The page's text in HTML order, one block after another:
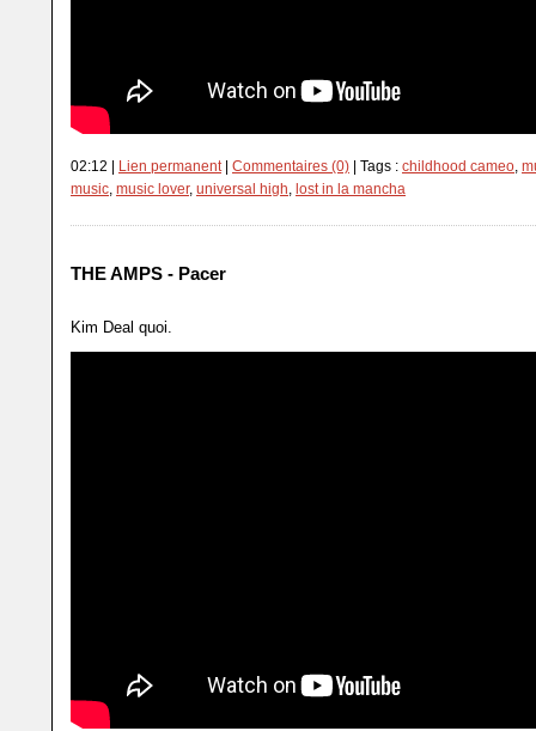
02:12 | Lien permanent | Commentaires (0) | Tags : childhood cameo
music music lover, universal high lost in la mancha
THE AMPS - Pacer
Kim Deal quoi.